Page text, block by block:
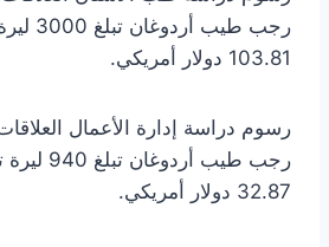
رجب
103.81 دولار أمريكي.
رسوم دراسة إدارة الأعمال
رجب طيب
32.87 دولار أمريكي.